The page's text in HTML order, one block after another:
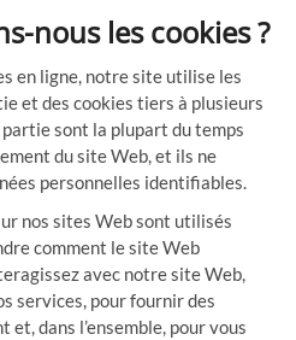
nous les cookies ?
en ligne, notre site utilise les
et des cookies tiers à plusieurs
sont la plupart du temps
du site Web, et ils ne
personnelles identifiables.
nos sites Web sont utilisés
comment le site Web
avec notre site Web,
services, pour fournir des
dans l’ensemble, pour vous